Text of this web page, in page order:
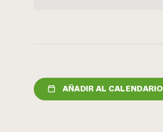
AÑADIR AL CALENDARIO